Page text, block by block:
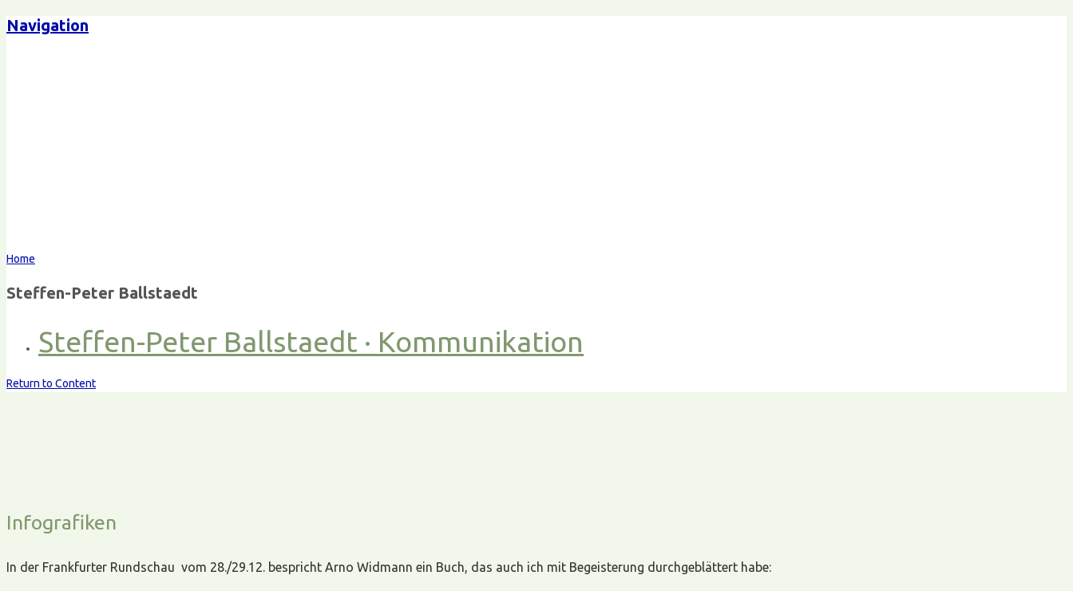
Navigation
Home
Steffen-Peter Ballstaedt
Steffen-Peter Ballstaedt · Kommunikation
Return to Content
Infografiken
In der Frankfurter Rundschau vom 28./29.12. bespricht Arno Widmann ein Buch, das auch ich mit Begeisterung durchgeblättert habe: